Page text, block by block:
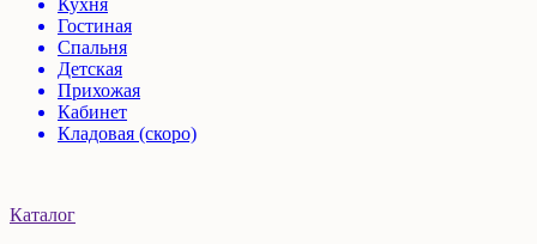
Кухня
Гостиная
Спальня
Детская
Прихожая
Кабинет
Кладовая (скоро)
Каталог